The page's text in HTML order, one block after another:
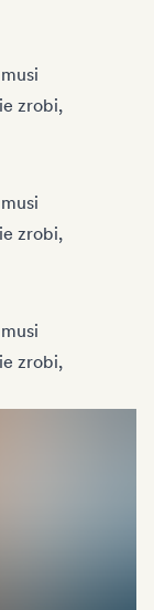
zrobi,
zrobi,
zrobi,